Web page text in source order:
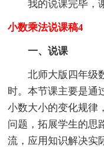
我的说课完毕，
小数乘法说课稿4
一、说课
北师大版四年级数
时。本节课主要是通
小数大小的变化规律
问题，拓展学生的思
流，应用知识解决实